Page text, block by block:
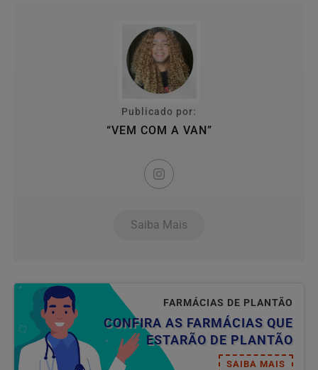
Publicado por:
“VEM COM A VAN”
Saiba Mais
FARMÁCIAS DE PLANTÃO
CONFIRA AS FARMÁCIAS QUE
ESTARÃO DE PLANTÃO
SAIBA MAIS